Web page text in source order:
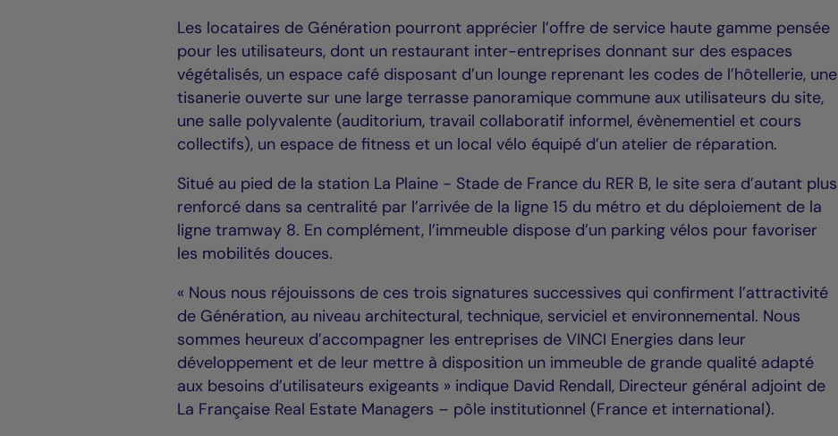
Les locataires de Génération pourront apprécier l’offre de service haute gamme pensée
pour les utilisateurs, dont un restaurant inter-entreprises donnant sur des espaces
végétalisés, un espace café disposant d’un lounge reprenant les codes de l’hôtellerie, une
tisanerie ouverte sur une large terrasse panoramique commune aux utilisateurs du site,
une salle polyvalente (auditorium, travail collaboratif informel, évènementiel et cours
collectifs), un espace de fitness et un local vélo équipé d’un atelier de réparation.
Situé au pied de la station La Plaine - Stade de France du RER B, le site sera d’autant plus
renforcé dans sa centralité par l’arrivée de la ligne 15 du métro et du déploiement de la
ligne tramway 8. En complément, l’immeuble dispose d’un parking vélos pour favoriser
les mobilités douces.
« Nous nous réjouissons de ces trois signatures successives qui confirment l’attractivité
de Génération, au niveau architectural, technique, serviciel et environnemental. Nous
sommes heureux d’accompagner les entreprises de VINCI Energies dans leur
développement et de leur mettre à disposition un immeuble de grande qualité adapté
aux besoins d’utilisateurs exigeants » indique David Rendall, Directeur général adjoint de
La Française Real Estate Managers – pôle institutionnel (France et international).